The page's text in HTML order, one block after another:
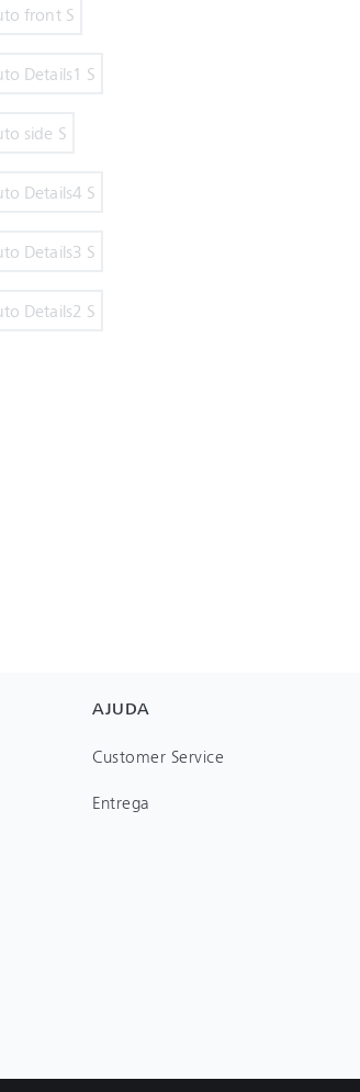
AJUDA
Customer Service
Entrega